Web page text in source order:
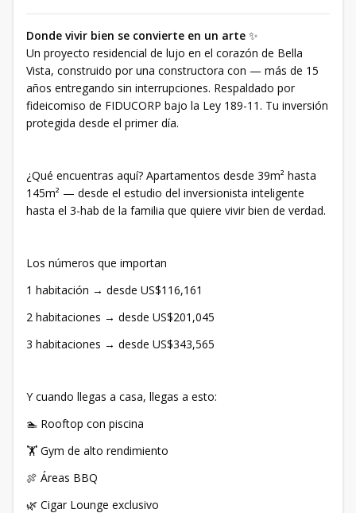
Donde vivir bien se convierte en un arte ✨
Un proyecto residencial de lujo en el corazón de Bella
Vista, construido por una constructora con — más de 15
años entregando sin interrupciones. Respaldado por
fideicomiso de FIDUCORP bajo la Ley 189-11. Tu inversión
protegida desde el primer día.
¿Qué encuentras aquí? Apartamentos desde 39m² hasta
145m² — desde el estudio del inversionista inteligente
hasta el 3-hab de la familia que quiere vivir bien de verdad.
Los números que importan
1 habitación → desde US$116,161
2 habitaciones → desde US$201,045
3 habitaciones → desde US$343,565
Y cuando llegas a casa, llegas a esto:
🏊 Rooftop con piscina
🏋️ Gym de alto rendimiento
🍖 Áreas BBQ
🌿 Cigar Lounge exclusivo